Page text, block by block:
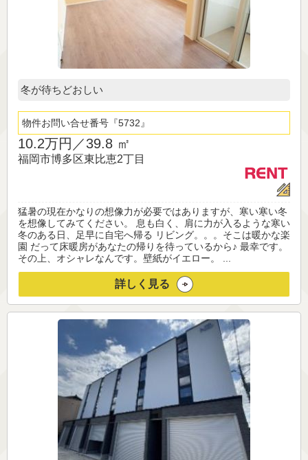
冬が待ちどおしい
物件お問い合せ番号 5732
10.2万円／39.8 ㎡
福岡市博多区東比恵2丁目
猛暑の現在かなりの想像力が必要ではありますが、寒い寒い冬
を想像してみてください。 息も白く、肩に力が入るような寒い
冬のある日、足早に自宅へ帰る リビング。。。そこは暖かな楽
園 だって床暖房があなたの帰りを待っているから♪ 最幸です。
その上、オシャレなんです。壁紙がイエロー。 ...
詳しく見る